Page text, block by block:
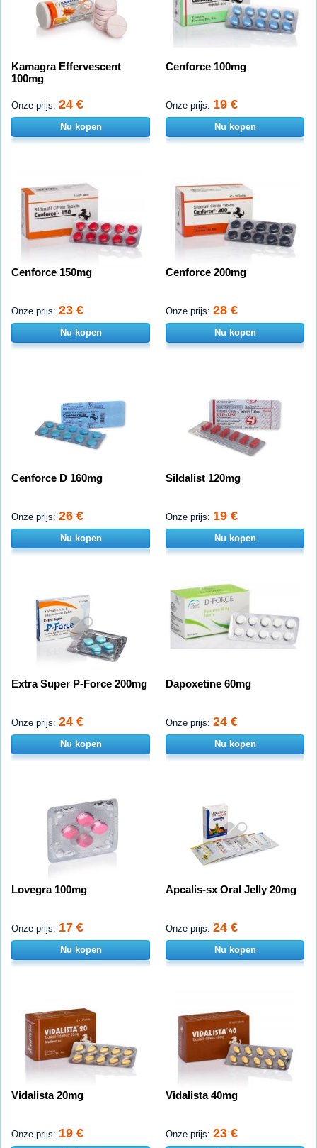
Kamagra Effervescent
100mg
Onze prijs: 24 €
Nu kopen
Cenforce 100mg
Onze prijs: 19 €
Nu kopen
Cenforce 150mg
Onze prijs: 23 €
Nu kopen
Cenforce 200mg
Onze prijs: 28 €
Nu kopen
Cenforce D 160mg
Onze prijs: 26 €
Nu kopen
Sildalist 120mg
Onze prijs: 19 €
Nu kopen
Extra Super P-Force 200mg
Onze prijs: 24 €
Nu kopen
Dapoxetine 60mg
Onze prijs: 24 €
Nu kopen
Lovegra 100mg
Onze prijs: 17 €
Nu kopen
Apcalis-sx Oral Jelly 20mg
Onze prijs: 24 €
Nu kopen
Vidalista 20mg
Onze prijs: 19 €
Vidalista 40mg
Onze prijs: 23 €